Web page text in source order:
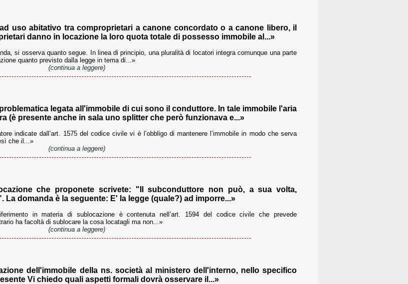
uso abitativo tra comproprietari a canone concordato o a canone libero, il
danno in locazione la loro quota totale di possesso immobile al...»
si osserva quanto segue. In linea di principio, una pluralità di locatori integra comunque una parte
quanto previsto dalla legge in tema di...»
(continua a leggere)
legata all'immobile di cui sono il conduttore. In tale immobile l'aria
(è presente anche in sala uno splitter che però funzionava e...»
indicate dall’art. 1575 del codice civile vi è l’obbligo di mantenere l’immobile in modo che serva
che il...»
(continua a leggere)
che proponete scrivete: "Il subconduttore non può, a sua volta,
domanda è la seguente: E' la legge (quale?) ad imporre...»
in materia di sublocazione è contenuta nell’art. 1594 del codice civile che prevede
ha facoltà di sublocare la cosa locatagli ma non...»
(continua a leggere)
dell'immobile della ns. società al ministero dell'interno, nello specifico
Vi chiedo quali aspetti formali dovrà osservare il...»